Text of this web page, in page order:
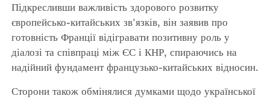
Підкресливши важливість здорового розвитку
європейсько-китайських зв'язків, він заявив про
готовність Франції відігравати позитивну роль у
діалозі та співпраці між ЄС і КНР, спираючись на
надійний фундамент французько-китайських відносин.
Сторони також обмінялися думками щодо української